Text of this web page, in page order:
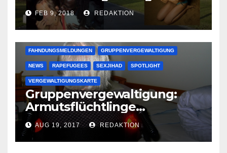
deutsche Studentinnen auf
Uni-Campus
FEB 9, 2018 REDAKTION
FAHNDUNGSMELDUNGEN GRUPPENVERGEWALTIGUNG
NEWS RAPEFUGEES SEXJIHAD SPOTLIGHT
VERGEWALTIGUNGSKARTE
Gruppenvergewaltigung:
Armutsflüchtlinge
vergewaltigen bettlägerige
Oma im Schlaf
krankenhausreif
AUG 19, 2017 REDAKTION